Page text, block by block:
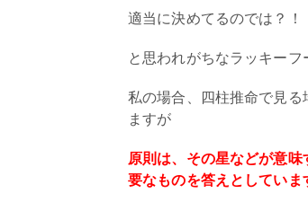
適当に決めてるのでは？！
と思われがちなラッキーフ
私の場合、四柱推命で見る
ますが
原則は、その星などが意
要なものを答えとしていま